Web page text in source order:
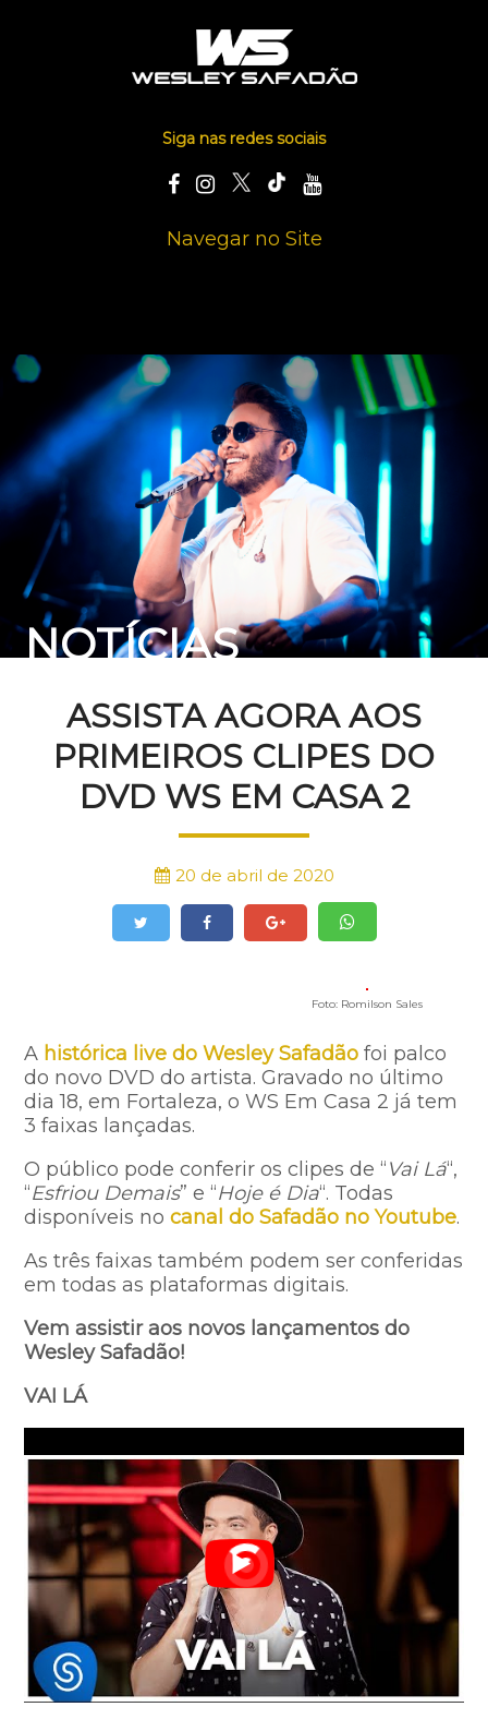
Siga nas redes sociais
Navegar no Site
NOTÍCIAS
ASSISTA AGORA AOS
PRIMEIROS CLIPES DO
DVD WS EM CASA 2
20 de abril de 2020
Foto: Romilson Sales
A histórica live do Wesley Safadão foi palco
do novo DVD do artista. Gravado no último
dia 18, em Fortaleza, o WS Em Casa 2 já tem
3 faixas lançadas.
O público pode conferir os clipes de “Vai Lá“,
“Esfriou Demais” e “Hoje é Dia“. Todas
disponíveis nocanal do Safadão no Youtube.
As três faixas também podem ser conferidas
em todas as plataformas digitais.
Vem assistir aos novos lançamentos do
Wesley Safadão!
VAI LÁ